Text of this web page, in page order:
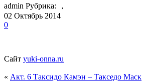
admin Рубрика: ，
02 Октябрь 2014
0
Сайт yuki-onna.ru
« Акт. 6 Таксидо Камэн – Такседо Маск